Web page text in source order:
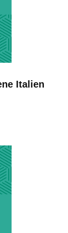
Italien